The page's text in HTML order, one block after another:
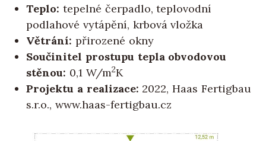
Teplo: tepelné čerpadlo, teplovodní
podlahové vytápění, krbová vložka
Větrání: přirozené okny
Součinitel prostupu tepla obvodovou
stěnou: 0,1 W/m2K
Projektu a realizace: 2022, Haas Fertigbau
s.r.o., www.haas-fertigbau.cz